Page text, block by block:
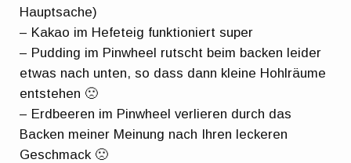
Hauptsache)
– Kakao im Hefeteig funktioniert super
– Pudding im Pinwheel rutscht beim backen leider
etwas nach unten, so dass dann kleine Hohlräume
entstehen 🙁
– Erdbeeren im Pinwheel verlieren durch das
Backen meiner Meinung nach Ihren leckeren
Geschmack 🙁